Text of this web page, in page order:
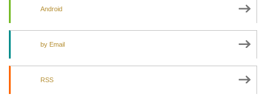
Android
by Email
RSS